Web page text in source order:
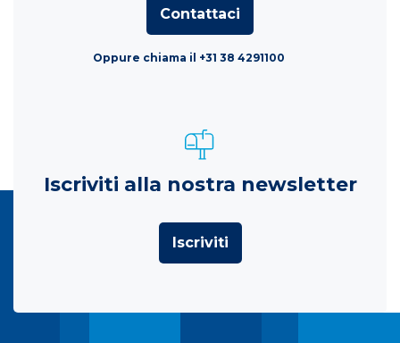
Contattaci
Oppure chiama il +31 38 4291100
Iscriviti alla nostra newsletter
Iscriviti